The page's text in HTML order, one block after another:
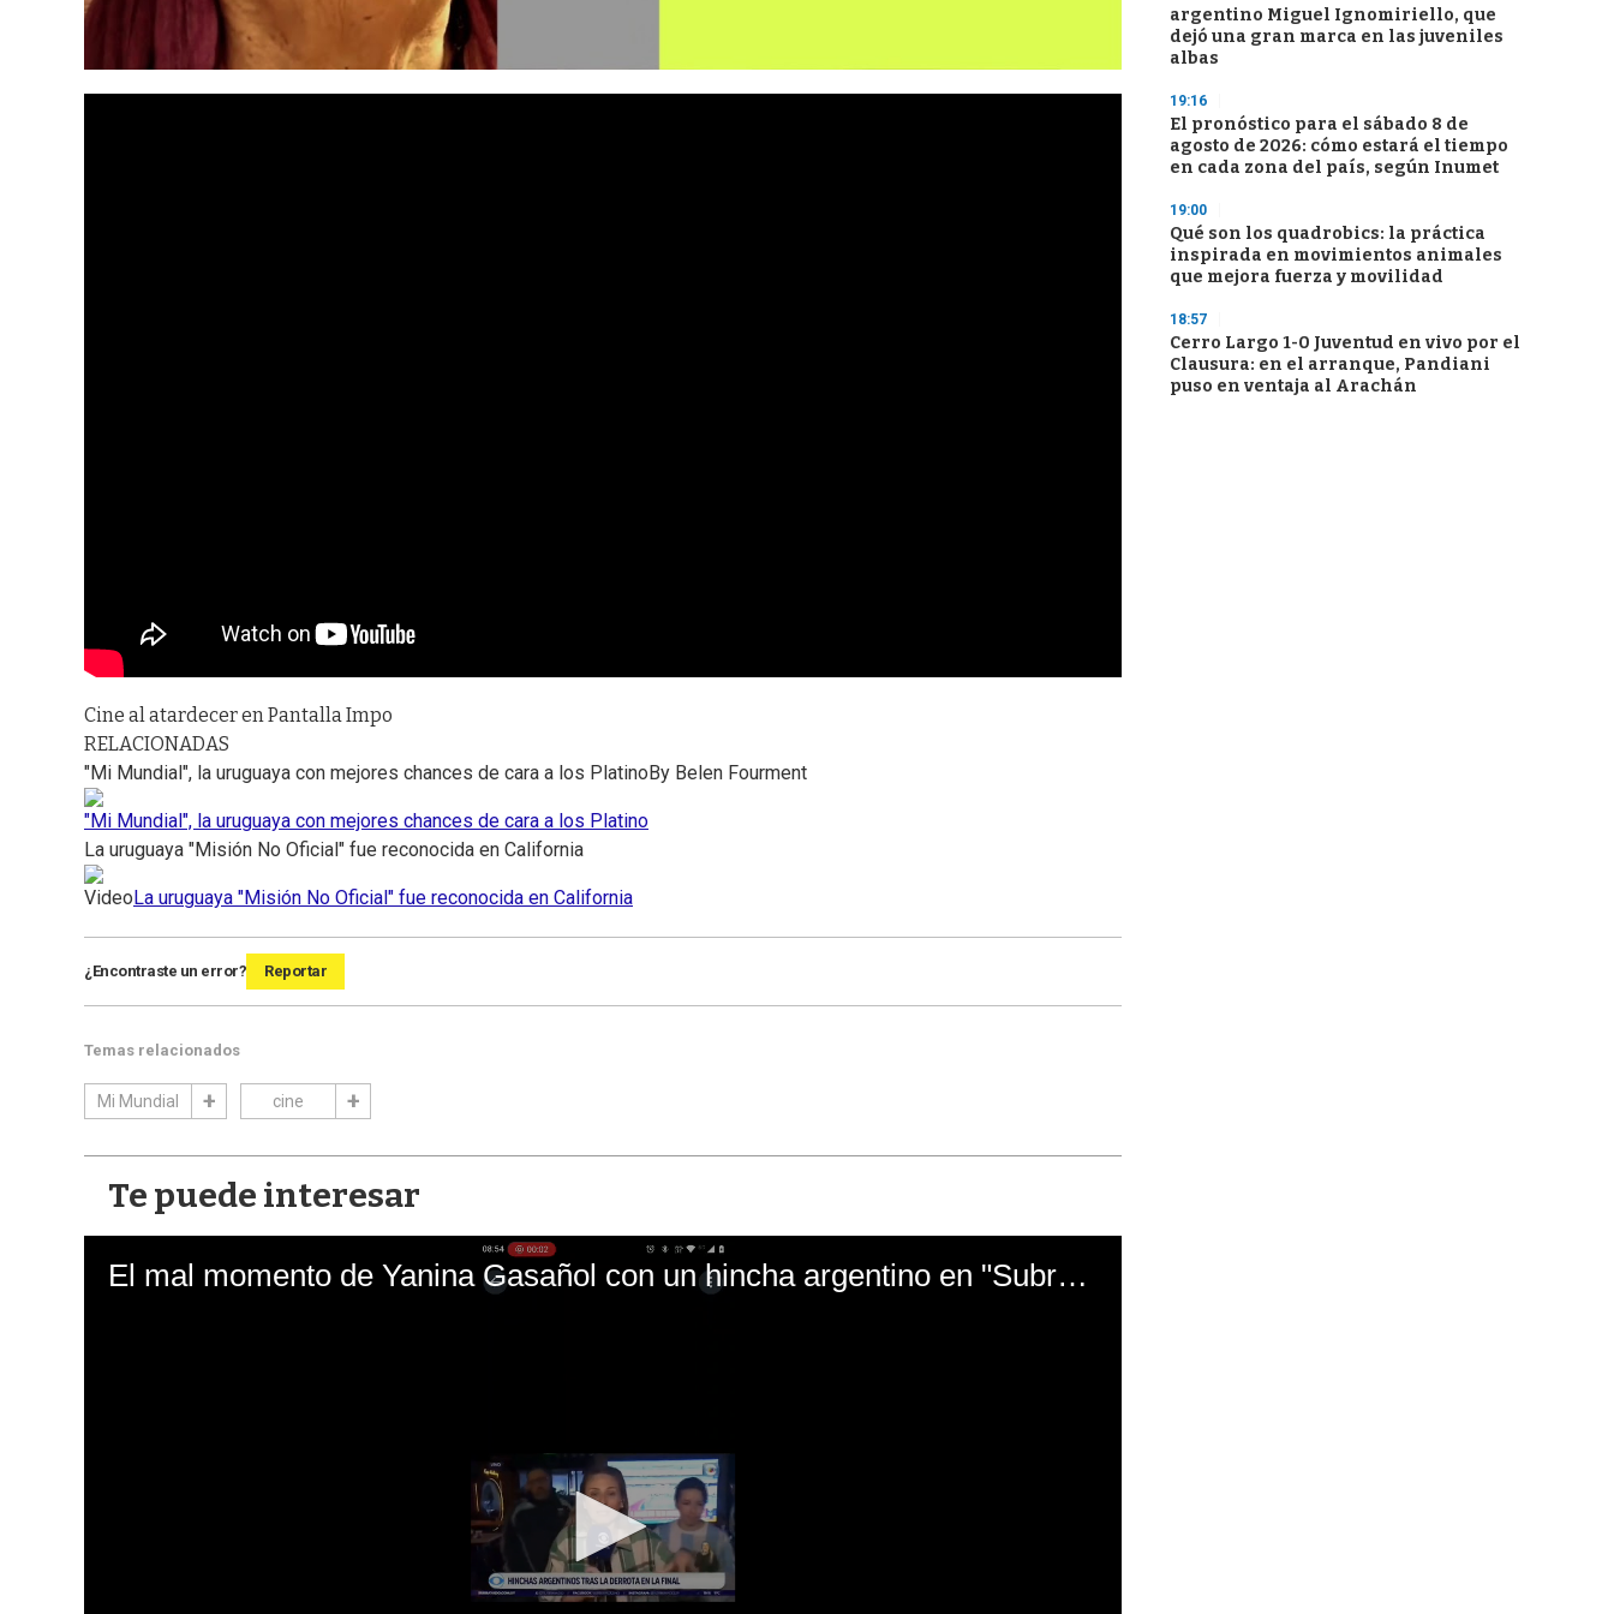
Cine al atardecer en Pantalla Impo
RELACIONADAS
"Mi Mundial", la uruguaya con mejores chances de cara a los Platino By Belen Fourment
"Mi Mundial", la uruguaya con mejores chances de cara a los Platino
La uruguaya "Misión No Oficial" fue reconocida en California
Video La uruguaya "Misión No Oficial" fue reconocida en California
¿Encontraste un error? Reportar
Temas relacionados
Mi Mundial cine
Te puede interesar
El mal momento de Yanina Gasañol con un hincha argentino en "Subrayado"
argentino Miguel Ignomiriello, que
dejó una gran marca en las juveniles
albas
19:16
El pronóstico para el sábado 8 de
agosto de 2026: cómo estará el tiempo
en cada zona del país, según Inumet
19:00
Qué son los quadrobics: la práctica
inspirada en movimientos animales
que mejora fuerza y movilidad
18:57
Cerro Largo 1-0 Juventud en vivo por el
Clausura: en el arranque, Pandiani
puso en ventaja al Arachán